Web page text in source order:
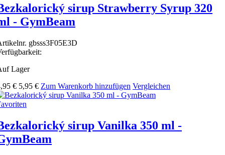
sirup Strawberry Syrup 320
- GymBeam
gbsss3F05E3D
Lager
€ 5,95 € Zum Warenkorb hinzufügen Vergleichen
sirup Vanilka 350 ml -